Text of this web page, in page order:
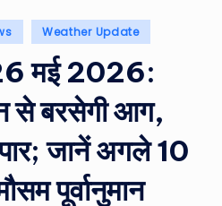
Weather Update
मई 2026:
से बरसेगी आग,
पार; जानें अगले 10
पूर्वानुमान